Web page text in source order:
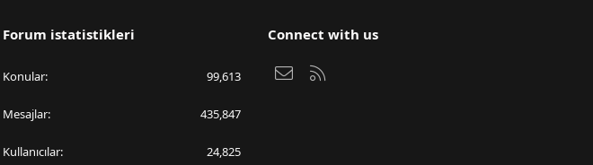
Forum istatistikleri
Konular 99,613
Mesajlar 435,847
Kullanıcılar 24,825
Connect with us
Bize ulaşın